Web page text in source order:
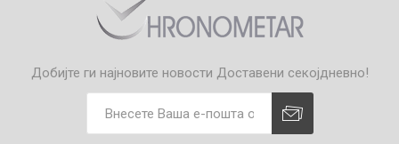
Добијте ги најновите новости Доставени секојдневно!